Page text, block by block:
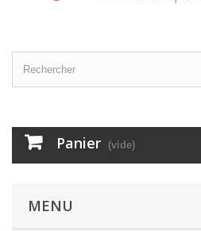
Panier (vide)
MENU